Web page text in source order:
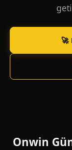
🚀
Onwin